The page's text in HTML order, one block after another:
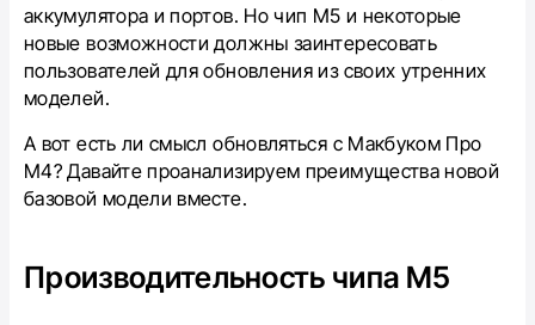
аккумулятора и портов. Но чип М5 и некоторые
новые возможности должны заинтересовать
пользователей для обновления из своих утренних
моделей.
А вот есть ли смысл обновляться с Макбуком Про
М4? Давайте проанализируем преимущества новой
базовой модели вместе.
Производительность чипа М5